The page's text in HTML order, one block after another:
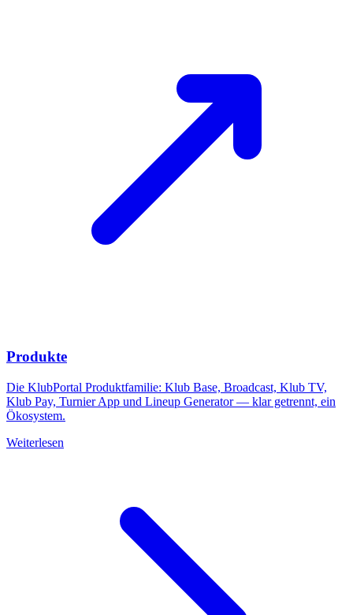
Produkte
Die KlubPortal Produktfamilie: Klub Base, Broadcast, Klub TV,
Klub Pay, Turnier App und Lineup Generator — klar getrennt, ein
Ökosystem.
Weiterlesen